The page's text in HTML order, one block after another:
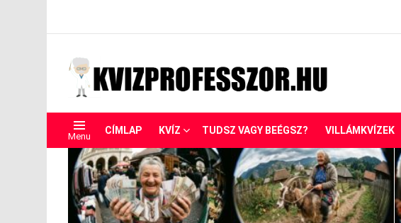
Menu CÍMLAP KVÍZ TUDSZ VAGY BEÉGSZ? VILLÁMKVÍZEK
LEGUTÓBBIAK